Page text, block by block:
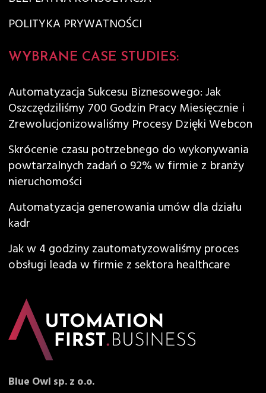
POLITYKA PRYWATNOŚCI
WYBRANE CASE STUDIES:
Automatyzacja Sukcesu Biznesowego: Jak
Oszczędziliśmy 700 Godzin Pracy Miesięcznie i
Zrewolucjonizowaliśmy Procesy Dzięki Webcon
Skrócenie czasu potrzebnego do wykonywania
powtarzalnych zadań o 92% w firmie z branży
nieruchomości
Automatyzacja generowania umów dla działu
kadr
Jak w 4 godziny zautomatyzowaliśmy proces
obsługi leada w firmie z sektora healthcare
Blue Owl sp. z o.o.